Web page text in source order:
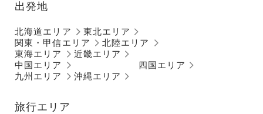
出発地
北海道エリア
東北エリア
関東・甲信エリア
北陸エリア
東海エリア
近畿エリア
中国エリア
四国エリア
九州エリア
沖縄エリア
旅行エリア